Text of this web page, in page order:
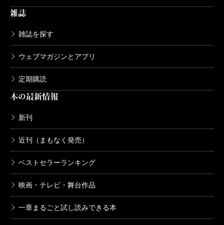
雑誌
雑誌を探す
ウェブマガジンとアプリ
定期購読
本の最新情報
新刊
近刊（まもなく発売）
ベストセラーランキング
映画・テレビ・舞台作品
一章まるごと試し読みできる本